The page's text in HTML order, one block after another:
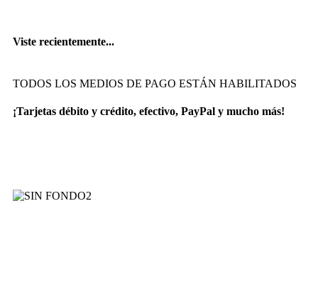
Viste recientemente...
TODOS LOS MEDIOS DE PAGO ESTÁN HABILITADOS
¡Tarjetas débito y crédito, efectivo, PayPal y mucho más!